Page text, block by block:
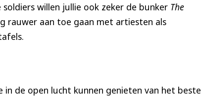
willen jullie ook zeker de bunker The
rauwer aan toe gaan met artiesten als
in de open lucht kunnen genieten van het beste